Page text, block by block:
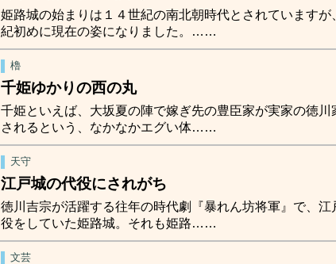
姫路城の始まりは１４世紀の南北朝時代とされていますが
紀初めに現在の姿になりました。……
櫓
千姫ゆかりの西の丸
千姫といえば、大坂夏の陣で嫁ぎ先の豊臣家が実家の徳川
されるという、なかなかエグい体……
天守
江戸城の代役にされがち
徳川吉宗が活躍する往年の時代劇『暴れん坊将軍』で、江
役をしていた姫路城。それも姫路……
文芸